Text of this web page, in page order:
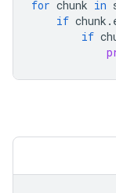
for chunk in
if chunk .
if